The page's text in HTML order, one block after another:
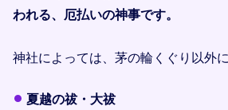
われる、厄払いの神事です。
神社によっては、茅の輪くぐり以外に
夏越の祓・大祓